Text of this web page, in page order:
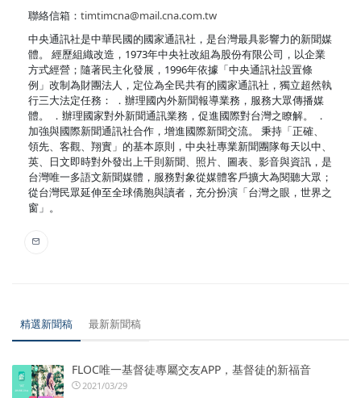
聯絡信箱： timtimcna@mail.cna.com.tw
中央通訊社是中華民國的國家通訊社，是台灣最具影響力的新聞媒
體。 經歷組織改造，1973年中央社改組為股份有限公司，以企業
方式經營；隨著民主化發展，1996年依據「中央通訊社設置條
例」改制為財團法人，定位為全民共有的國家通訊社，獨立超然執
行三大法定任務： ．辦理國內外新聞報導業務，服務大眾傳播媒
體。 ．辦理國家對外新聞通訊業務，促進國際對台灣之瞭解。 ．
加強與國際新聞通訊社合作，增進國際新聞交流。 秉持「正確、
領先、客觀、翔實」的基本原則，中央社專業新聞團隊每天以中、
英、日文即時對外發出上千則新聞、照片、圖表、影音與資訊，是
台灣唯一多語文新聞媒體，服務對象從媒體客戶擴大為閱聽大眾；
從台灣民眾延伸至全球僑胞與讀者，充分扮演「台灣之眼，世界之
窗」。
精選新聞稿 最新新聞稿
FLOC唯一基督徒專屬交友APP，基督徒的新福音
2021/03/29